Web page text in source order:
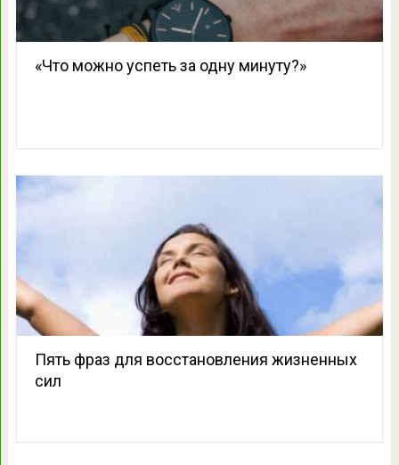
«Что можно успеть за одну минуту?»
Пять фраз для восстановления жизненных
сил